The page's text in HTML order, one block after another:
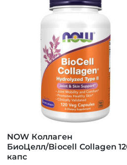
NOW Коллаген
БиоЦелл/Biocell Collagen
капс